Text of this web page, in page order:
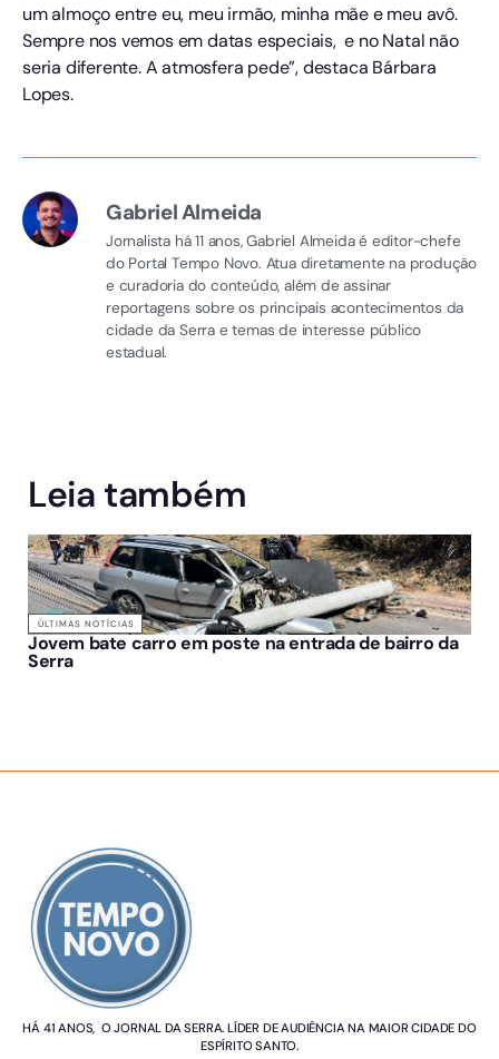
um almoço entre eu, meu irmão, minha mãe e meu avô.
Sempre nos vemos em datas especiais, e no Natal não
seria diferente. A atmosfera pede”, destaca Bárbara
Lopes.
Gabriel Almeida
Jornalista há 11 anos, Gabriel Almeida é editor-chefe
do Portal Tempo Novo. Atua diretamente na produção
e curadoria do conteúdo, além de assinar
reportagens sobre os principais acontecimentos da
cidade da Serra e temas de interesse público
estadual.
Leia também
ÚLTIMAS NOTÍCIAS
Jovem bate carro em poste na entrada de bairro da
Serra
HÁ 41 ANOS, O JORNAL DA SERRA. LÍDER DE AUDIÊNCIA NA MAIOR CIDADE DO
ESPÍRITO SANTO.